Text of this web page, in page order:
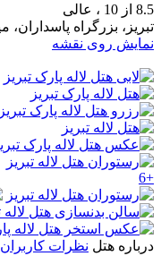
8.5 از 10 ،
عالی
تبریز، بزرگراه پاسداران،
نمایش روی نقشه
+6
درباره هتل نظرات کاربران ( ۳۹